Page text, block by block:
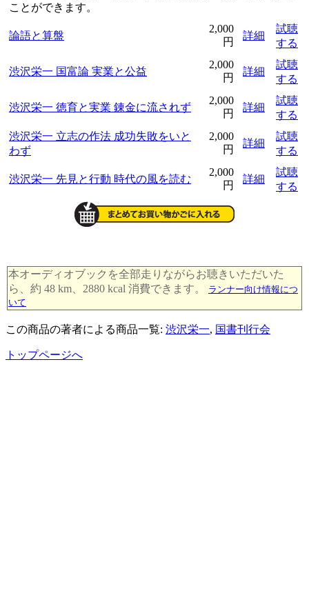
ことができます。
論語と算盤
2,000
円
詳細
試聴
する
渋沢栄一 国富論 実業と公益
2,000
円
詳細
試聴
する
渋沢栄一 徳育と実業 錬金に流されず
2,000
円
詳細
試聴
する
渋沢栄一 立志の作法 成功失敗をいと
わず
2,000
円
詳細
試聴
する
渋沢栄一 先見と行動 時代の風を読む
2,000
円
詳細
試聴
する
本オーディオブックを全部走りながらお聴きいただいた
ら、約 48 km、2880 kcal 消費できます。
ランナー向け情報につ
いて
この商品の著者による商品一覧: 渋沢栄一, 国書刊行会
トップページへ